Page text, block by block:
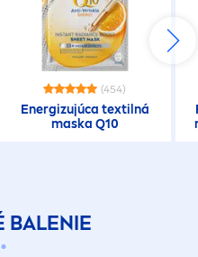
(454)
Energizujúca textilná
maska Q10
BALENIE